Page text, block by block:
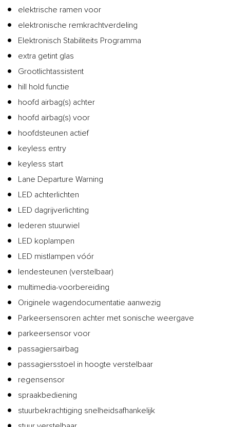
elektrische ramen voor
elektronische remkrachtverdeling
Elektronisch Stabiliteits Programma
extra getint glas
Grootlichtassistent
hill hold functie
hoofd airbag(s) achter
hoofd airbag(s) voor
hoofdsteunen actief
keyless entry
keyless start
Lane Departure Warning
LED achterlichten
LED dagrijverlichting
lederen stuurwiel
LED koplampen
LED mistlampen vóór
lendesteunen (verstelbaar)
multimedia-voorbereiding
Originele wagendocumentatie aanwezig
Parkeersensoren achter met sonische weergave
parkeersensor voor
passagiersairbag
passagiersstoel in hoogte verstelbaar
regensensor
spraakbediening
stuurbekrachtiging snelheidsafhankelijk